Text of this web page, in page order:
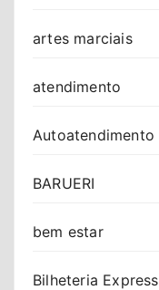
artes marciais
atendimento
Autoatendimento
BARUERI
bem estar
Bilheteria Express